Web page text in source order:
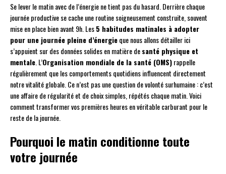
Se lever le matin avec de l’énergie ne tient pas du hasard. Derrière chaque
journée productive se cache une routine soigneusement construite, souvent
mise en place bien avant 9h. Les5 habitudes matinales à adopter
pour une journée pleine d’énergieque nous allons détailler ici
s’appuient sur des données solides en matière desanté physique et
mentale . L’Organisation mondiale de la santé (OMS)rappelle
régulièrement que les comportements quotidiens influencent directement
notre vitalité globale. Ce n’est pas une question de volonté surhumaine : c’est
une affaire de régularité et de choix simples, répétés chaque matin. Voici
comment transformer vos premières heures en véritable carburant pour le
reste de la journée.
Pourquoi le matin conditionne toute
votre journée